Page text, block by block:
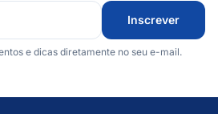
Inscrever
e dicas diretamente no seu e-mail.